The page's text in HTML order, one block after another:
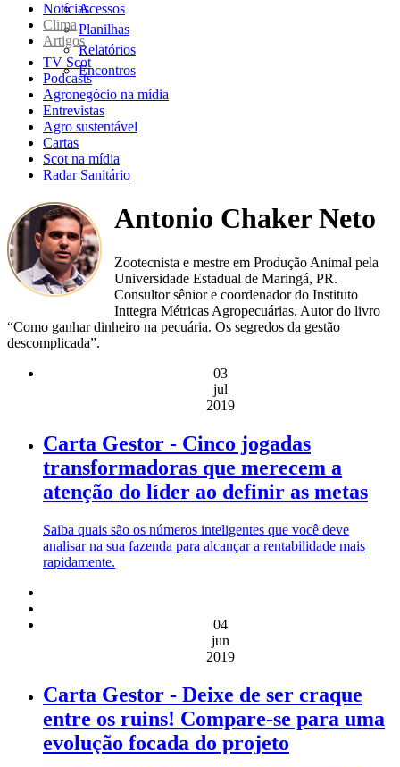
Acessos
Planilhas
Relatórios
Encontros
Notícias
Clima
Artigos
TV Scot
Podcasts
Agronegócio na mídia
Entrevistas
Agro sustentável
Cartas
Scot na mídia
Radar Sanitário
Antonio Chaker Neto
Zootecnista e mestre em Produção Animal pela
Universidade Estadual de Maringá, PR.
Consultor sênior e coordenador do Instituto
Inttegra Métricas Agropecuárias. Autor do livro
“Como ganhar dinheiro na pecuária. Os segredos da gestão
descomplicada”.
03
jul
2019
Carta Gestor - Cinco jogadas
transformadoras que merecem a
atenção do líder ao definir as metas
Saiba quais são os números inteligentes que você deve
analisar na sua fazenda para alcançar a rentabilidade mais
rapidamente.
04
jun
2019
Carta Gestor - Deixe de ser craque
entre os ruins! Compare-se para uma
evolução focada do projeto